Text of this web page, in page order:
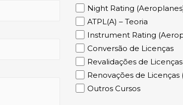
Night Rating
ATPL(A) – Teoria
Instrument Rating
Conversão de Licenças
Revalidações de
Renovações de Licenças
Outros Cursos